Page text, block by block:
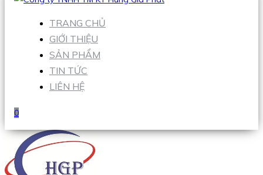
TRANG CHỦ
GIỚI THIỆU
SẢN PHẨM
TIN TỨC
LIÊN HỆ
0